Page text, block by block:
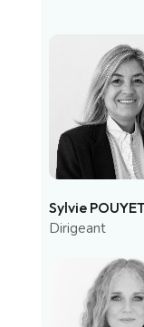
Sylvie
Dirigeant